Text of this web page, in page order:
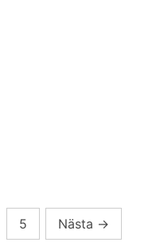
5 Nästa →